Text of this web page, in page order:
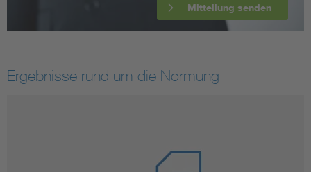
Mitteilung senden
Ergebnisse rund um die Normung